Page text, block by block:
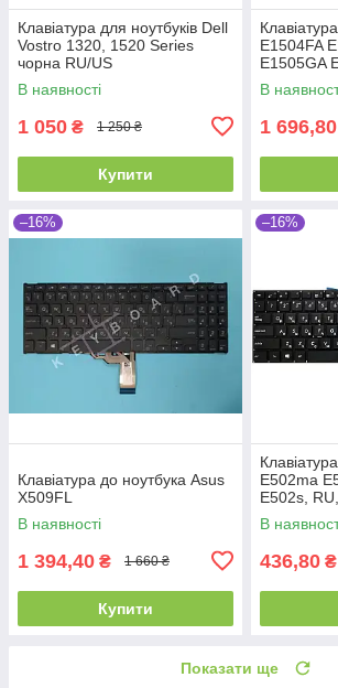
Клавіатура для ноутбуків Dell
Vostro 1320, 1520 Series
чорна RU/US
В наявності
1 050 ₴ 1 250 ₴
Купити
E1504FA
E1505GA
L1504GA
K3504
В
1 696,80
–16%
Клавіатура до ноутбука Asus
X509FL
В наявності
1 394,40 ₴ 1 660 ₴
Купити
–16%
E502ma
E502s,
В
436,80 ₴
Показати ще